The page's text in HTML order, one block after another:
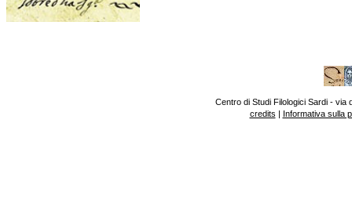
Centro di Studi Filologici Sardi - via
credits | Informativa sulla